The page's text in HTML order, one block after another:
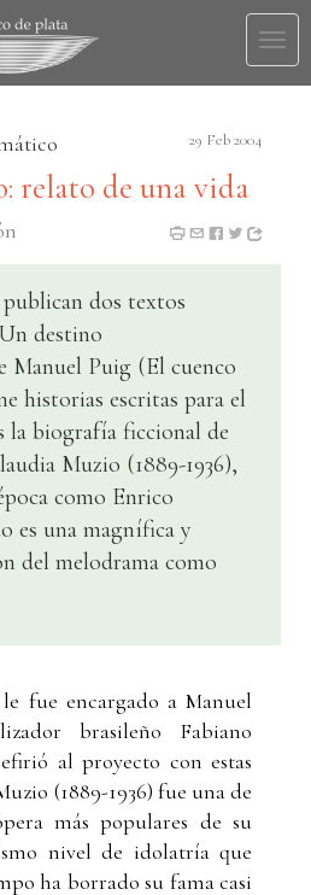
29 Feb 2004
relato de una vida
dos textos
destino
Manuel Puig (El cuenco
historias escritas para el
la biografía ficcional de
Muzio (1889-1936),
como Enrico
es una magnífica y
del melodrama como
fue encargado a Manuel
brasileño Fabiano
al proyecto con estas
(1889-1936) fue una de
más populares de su
nivel de idolatría que
ha borrado su fama casi